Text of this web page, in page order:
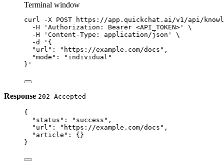
Terminal window
curl -X POST
https://app.quickchat.ai/v1/api/
-H
'Authorization: Bearer <API_TOKEN>'
\
-H
'Content-Type: application/json'
\
-d
'{
"url": "https://example.com/docs",
"mode": "individual"
}'
Response 202 Accepted
{
"status" : "success" ,
"url" : "https://example.com/docs" ,
"article" : {}
}